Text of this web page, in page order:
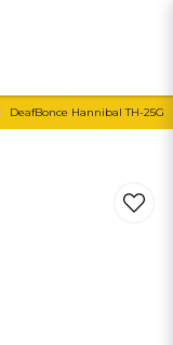
DeafBonce Hannibal TH-25G